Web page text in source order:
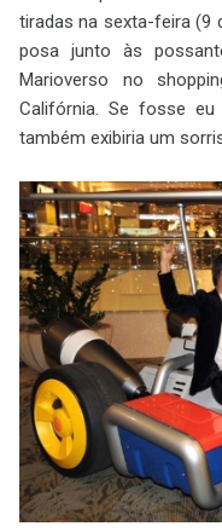
tiradas na sexta-feira (9
posa junto às
Marioverso no
Califórnia. Se fosse
também exibiria um